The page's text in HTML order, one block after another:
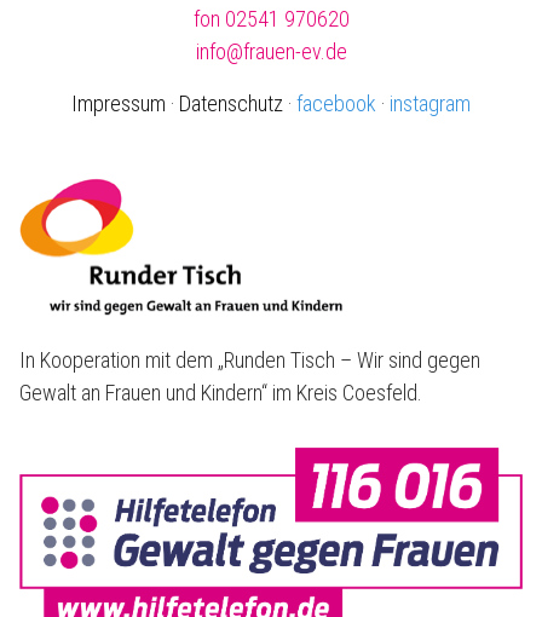
fon 02541 970620
info@frauen-ev.de
Impressum · Datenschutz · facebook · instagram
In Kooperation mit dem „Runden Tisch – Wir sind gegen
Gewalt an Frauen und Kindern“ im Kreis Coesfeld.